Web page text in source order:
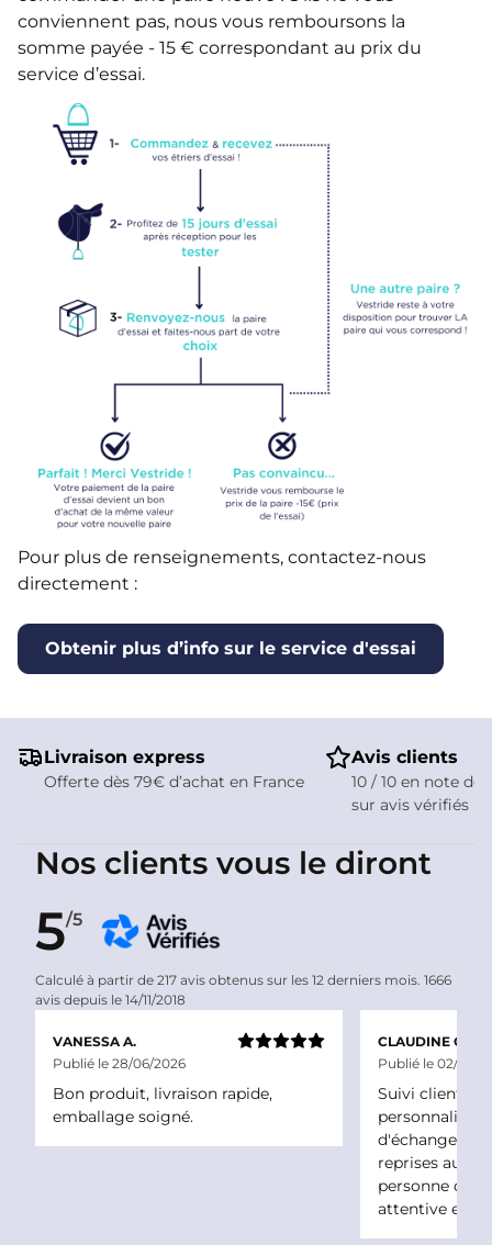
conviennent pas, nous vous remboursons la
somme payée - 15 € correspondant au prix du
service d’essai.
Pour plus de renseignements, contactez-nous
directement :
Obtenir plus d’info sur le service d'essai
Livraison express
Offerte dès 79€ d’achat en France
Avis clients
10 / 10 en note
sur avis vérifiés
Nos clients vous le diront
5/5
Calculé à partir de 217 avis obtenus sur les 12 derniers mois. 1666
avis depuis le 14/11/2018
VANESSA A.
Publié le 28/06/2026
Bon produit, livraison rapide,
emballage soigné.
CLAUDINE C.
Publié le 02/06/
Suivi client
personnalisé
d'échanger à
reprises au
personne de
attentive et